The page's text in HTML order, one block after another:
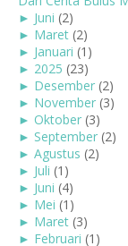
► Juni (2)
► Maret (2)
► Januari (1)
► 2025 (23)
► Desember (2)
► November (3)
► Oktober (3)
► September (2)
► Agustus (2)
► Juli (1)
► Juni (4)
► Mei (1)
► Maret (3)
► Februari (1)